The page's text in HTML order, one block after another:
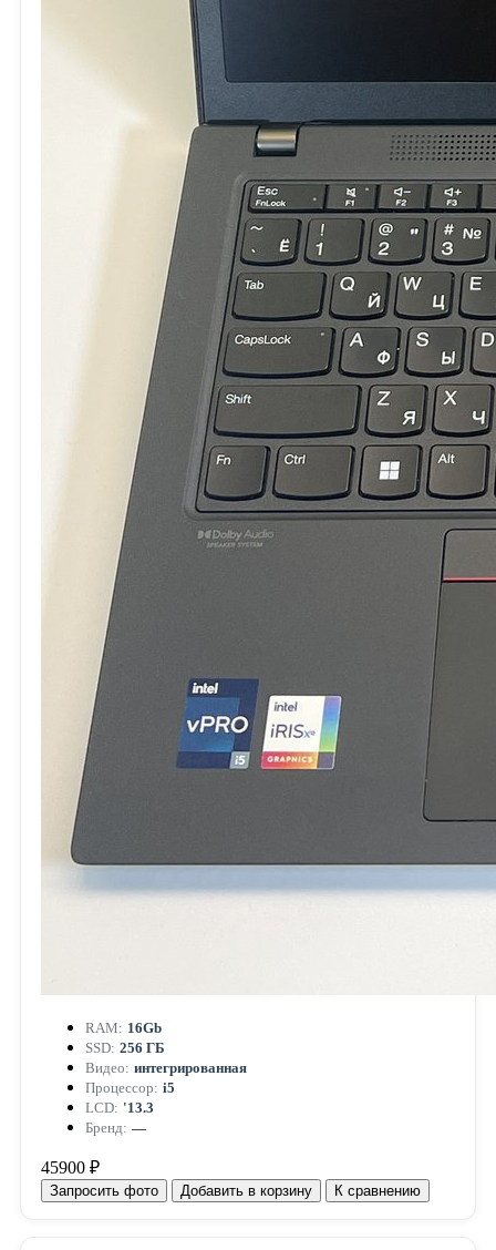
RAM: 16Gb
SSD: 256 ГБ
Видео: интегрированная
Процессор: i5
LCD: '13.3
Бренд: —
45900 ₽
Запросить фото Добавить в корзину К сравнению